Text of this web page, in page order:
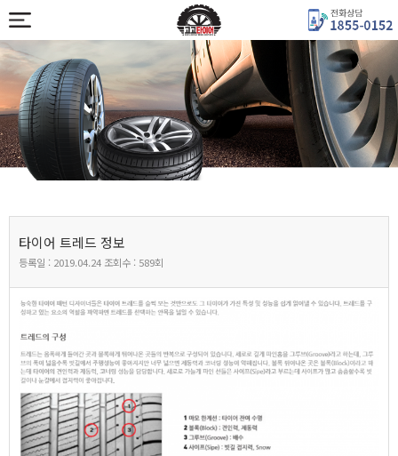
타이어 트레드 정보
등록일 : 2019.04.24 조회수 : 589회